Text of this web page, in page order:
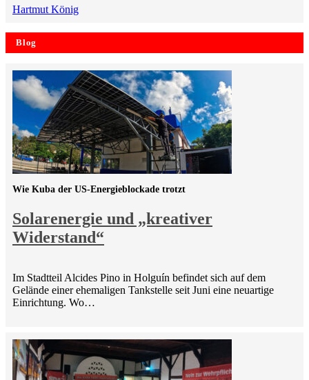
Hartmut König
Blog
Solarenergie und „kreativer
Widerstand“
Wie Kuba der US-Energieblockade trotzt
Im Stadtteil Alcides Pino in Holguín befindet sich auf dem
Gelände einer ehemaligen Tankstelle seit Juni eine neuartige
Einrichtung. Wo…